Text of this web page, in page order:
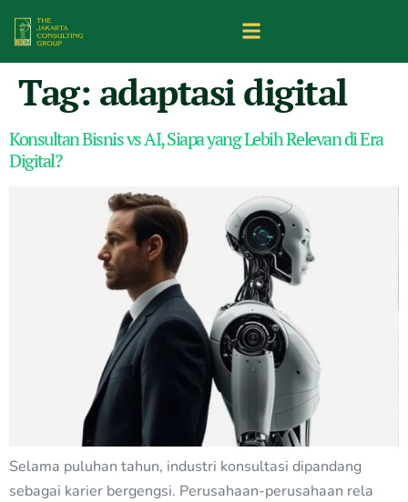
Tag: adaptasi digital
Konsultan Bisnis vs AI, Siapa yang Lebih Relevan di Era
Digital?
Selama puluhan tahun, industri konsultasi dipandang
sebagai karier bergengsi. Perusahaan-perusahaan rela